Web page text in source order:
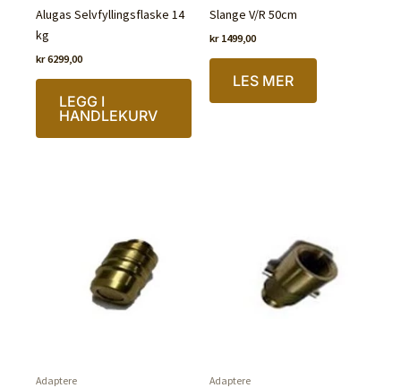
Alugas Selvfyllingsflaske 14
kg
kr6299,00
LEGG I
HANDLEKURV
Slange V/R 50cm
kr1499,00
LES MER
Adaptere Adaptere